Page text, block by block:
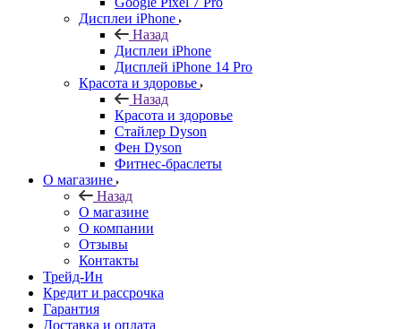
Дисплеи iPhone
Назад
Дисплеи iPhone
Дисплей iPhone 14 Pro
Красота и здоровье
Назад
Красота и здоровье
Стайлер Dyson
Фен Dyson
Фитнес-браслеты
О магазине
Назад
О магазине
О компании
Отзывы
Контакты
Трейд-Ин
Кредит и рассрочка
Гарантия
Доставка и оплата